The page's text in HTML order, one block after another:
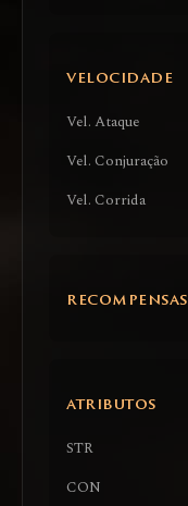
VELOCIDADE
Vel. Ataque
Vel. Conjuração
Vel. Corrida
RECOMPENSAS
ATRIBUTOS
STR
CON